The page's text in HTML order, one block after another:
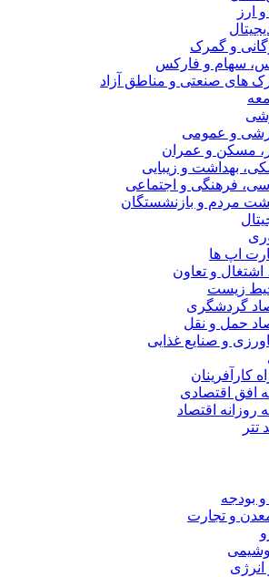
ارز
و گمرک
سهام و فارکس
های صنعتی و مناطق آزاد
و عمومی
مسکن و عمران
بهداشت و زیبایی
فرهنگی و اجتماعی
مردم و بازنشستگان
اپ ها
اشتغال و تعاون
زیست
گردشگری
حمل و نقل
و صنایع غذایی
کارآفرینان
افق اقتصادی
روزانه اقتصاد
تتر
و بودجه
و تجارت